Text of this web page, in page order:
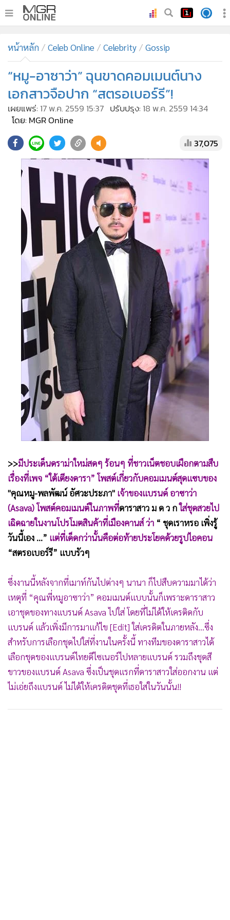
ทันเหตุการณ์
• ภาคใต้
ภูมิภาค
Online Section
บันเทิง
• ผู้จัดการรายวัน
• คอลัมนิสต์
ละคร
CbizReview
Cyber BIZ
ผู้จัดกวน
Good health & Well-being
Green Innovation & SD
Management & HR
MGR Live
Infographic
การเมือง
ท่องเที่ยว
กีฬา
ต่างประเทศ
Special Scoop
เศรษฐกิจ-ธุรกิจ
จีน
ชุมชน-คุณภาพชีวิต
อาชญากรรม
• เกม
• วิทยาศาสตร์
SMEs
• หุ้น
•
อินโดจีน
• กองทุนรวม
• Factcheck
• ญี่ปุ่น
• News1
• Gotomanager
หน้าหลัก Celeb Online Celebrity Gossip
“หมู-อาซาว่า” ฉุนขาดคอมเมนต์นาง
เอกสาวจือปาก “สตรอเบอร์รี”!
เผยแพร่: 17 พ.ค. 2559 15:37 ปรับปรุง: 18 พ.ค. 2559 14:34
โดย: MGR Online
37,075
>>มีประเด็นดราม่าใหม่สดๆ ร้อนๆ ที่ชาวเน็ตชอบเผือกตามสืบ
เรื่องที่เพจ “ใต้เตียงดารา” โพสต์เกี่ยวกับคอมเมนต์สุดแซบของ
"คุณหมู-พลพัฒน์ อัศวะประภา" เจ้าของแบรนด์ อาซาว่า
(Asava) โพสต์คอมเมนต์ในภาพที่ดาราสาว ม ด ว กใส่ชุดสวยไป
เฉิดฉายในงานโปรโมตสินค้าที่เมืองคานส์ ว่า “ ชุดเราหรอ เพิ่งรู้
วันนี้เอง ...” แต่ที่เด็ดกว่านั้นคือต่อท้ายประโยคด้วยรูปไอคอน
“สตรอเบอร์รี” แบบรัวๆ
ซึ่งงานนี้หลังจากที่เมาท์กันไปต่างๆ นานา ก็ไปสืบความมาได้ว่า
เหตุที่ “คุณพี่หมูอาซาว่า” คอมเมนต์แบบนั้นก็เพราะดาราสาว
เอาชุดของทางแบรนด์ Asava ไปใส่ โดยที่ไม่ได้ให้เครติดกับ
แบรนด์ แล้วเพิ่งมีการมาแก้ไข [Edit] ใส่เครดิตในภายหลัง...ซึ่ง
สำหรับการเลือกชุดไปใส่ที่งานในครั้งนี้ ทางทีมของดาราสาวได้
เลือกชุดของแบรนด์ไทยดีไซเนอร์ไปหลายแบรนด์ รวมถึงชุดสี
ขาวของแบรนด์ Asava ซึ่งเป็นชุดแรกที่ดาราสาวใส่ออกงาน แต่
ไม่เอ่ยถึงแบรนด์ ไม่ได้ให้เครดิตชุดที่เธอใส่ในวันนั้น!!